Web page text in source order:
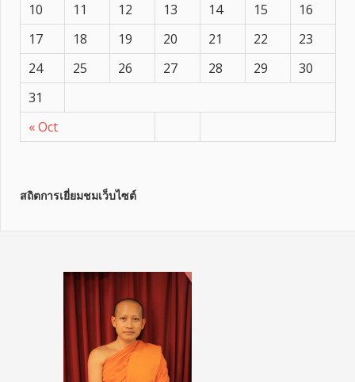
« Oct
10
11 12 13 14 15
16
17
18 19 20 21 22
23
24
25 26 27 28 29
30
31
สถิตการเยี่ยมชมเว็บไซต์